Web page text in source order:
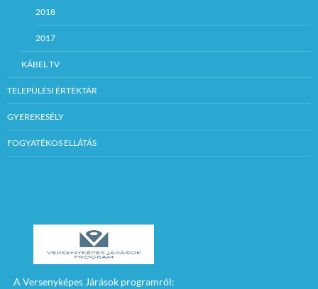
2018
2017
KÁBEL TV
TELEPÜLÉSI ÉRTÉKTÁR
GYEREKESÉLY
FOGYATÉKOS ELLÁTÁS
A Versenyképes Járások programról: